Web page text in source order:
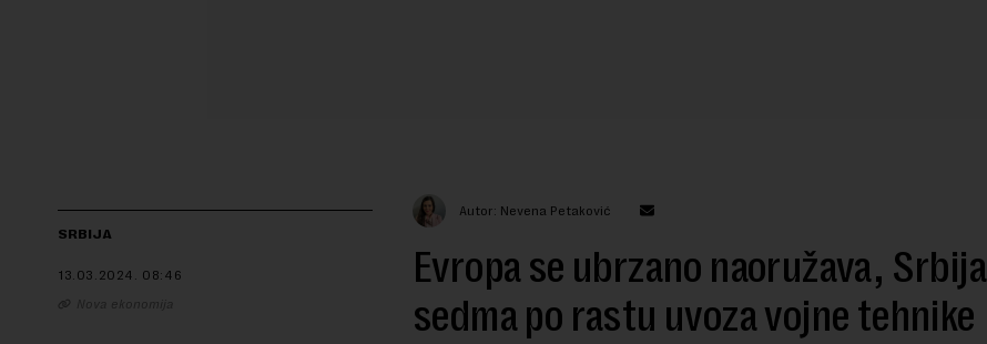
SRBIJA
13.03.2024. 08:46
Nova ekonomija
Autor: Nevena Petaković
Evropa se ubrzano naoružava, Srbija
sedma po rastu uvoza vojne tehnike